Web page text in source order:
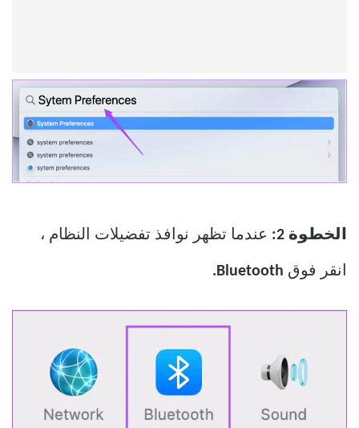
الخطوة 2: عندما تظهر نوافذ تفضيلات النظام ،
انقر فوق Bluetooth.